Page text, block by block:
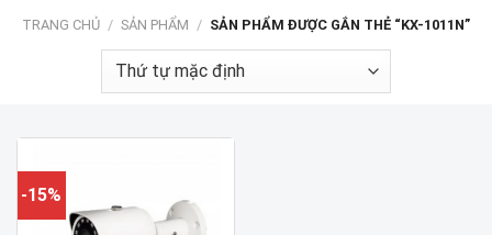
TRANG CHỦ / SẢN PHẨM / SẢN PHẨM ĐƯỢC GẮN THẺ “KX-1011N”
-15%